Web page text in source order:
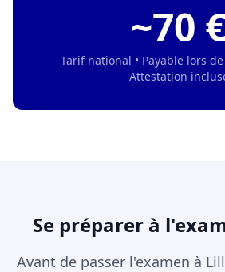
~70
Tarif national • Payable lors
Attestation
Se préparer à
Avant de passer l'examen à